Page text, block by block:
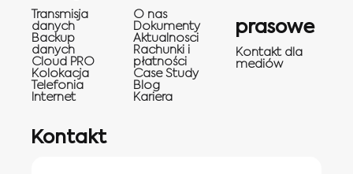
Transmisja
danych
Backup
danych
Cloud PRO
Kolokacja
Telefonia
Internet
O nas
Dokumenty
Aktualnosci
Rachunki i
płatności
Case Study
Blog
Kariera
prasowe
Kontakt dla
mediów
Kontakt